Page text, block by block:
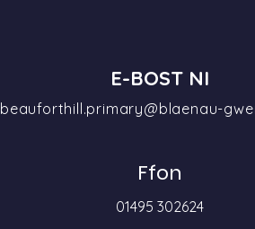
E-BOST NI
beauforthill.primary@blaenau-
Ffon
01495 302624